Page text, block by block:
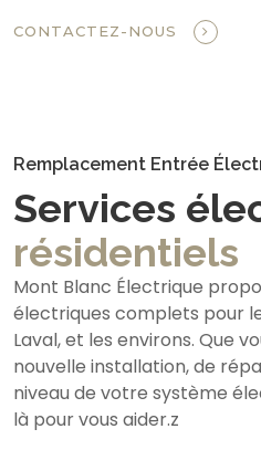
CONTACTEZ-NOUS
Remplacement Entrée
Services
résidentiels
Mont Blanc Électrique
électriques complets pour
Laval, et les environs. Que
nouvelle installation, de
niveau de votre système
là pour vous aider.z